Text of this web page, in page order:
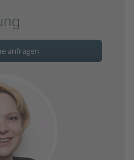
anfragen